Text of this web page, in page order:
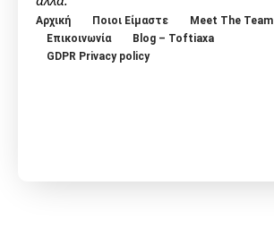
Αρχική Ποιοι Είμαστε
Meet The Team
Επικοινωνία
Blog – Toftiaxa
GDPR Privacy policy